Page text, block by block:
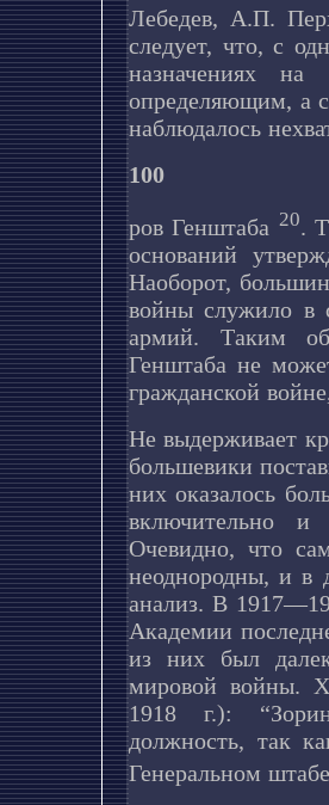
Лебедев, А.П.
следует, что, с
назначениях
определяющим, а
наблюдалось
100
ров Генштаба 20.
оснований
Наоборот,
войны служило в
армий. Таким
Генштаба не
гражданской
Не выдерживает
большевики
них оказалось
включительно
Очевидно, что
неоднородны, и в
анализ. В
Академии
из них был
мировой войны.
1918 г.):
должность, так
Генеральном